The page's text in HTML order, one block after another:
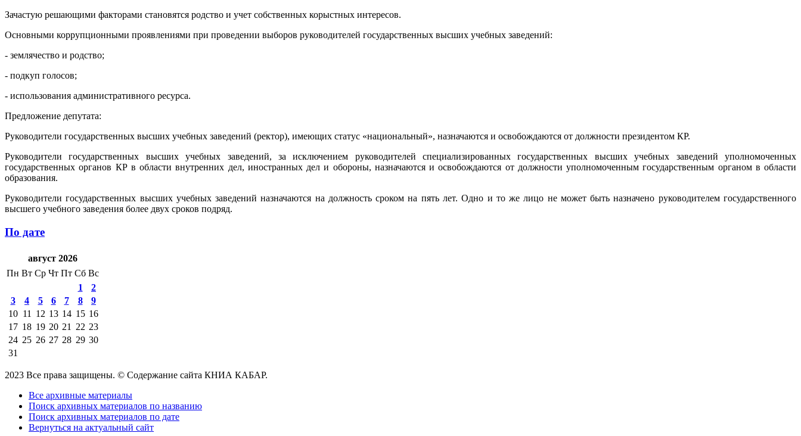
Зачастую решающими факторами становятся родство и учет собственных корыстных интересов.
Основными коррупционными проявлениями при проведении выборов руководителей государственных высших учебных заведений:
- землячество и родство;
- подкуп голосов;
- использования административного ресурса.
Предложение депутата:
Руководители государственных высших учебных заведений (ректор), имеющих статус «национальный», назначаются и освобождаются от должности президентом КР.
Руководители государственных высших учебных заведений, за исключением руководителей специализированных государственных высших учебных заведений уполномоченных
государственных органов КР в области внутренних дел, иностранных дел и обороны, назначаются и освобождаются от должности уполномоченным государственным органом в области
образования.
Руководители государственных высших учебных заведений назначаются на должность сроком на пять лет. Одно и то же лицо не может быть назначено руководителем государственного
высшего учебного заведения более двух сроков подряд.
По дате
август 2026
Пн Вт Ср Чт Пт Сб Вс
1
2
3
4 5 6 7 8
9
10 11 12 13 14 15 16
17 18 19 20 21 22 23
24 25 26 27 28 29 30
31
2023 Все права защищены. © Содержание сайта КНИА КАБАР.
Все архивные материалы
Поиск архивных материалов по названию
Поиск архивных материалов по дате
Вернуться на актуальный сайт